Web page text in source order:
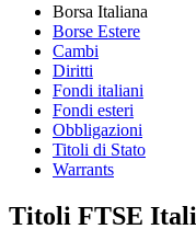
Borsa Italiana
Borse Estere
Cambi
Diritti
Fondi italiani
Fondi esteri
Obbligazioni
Titoli di Stato
Warrants
Titoli FTSE